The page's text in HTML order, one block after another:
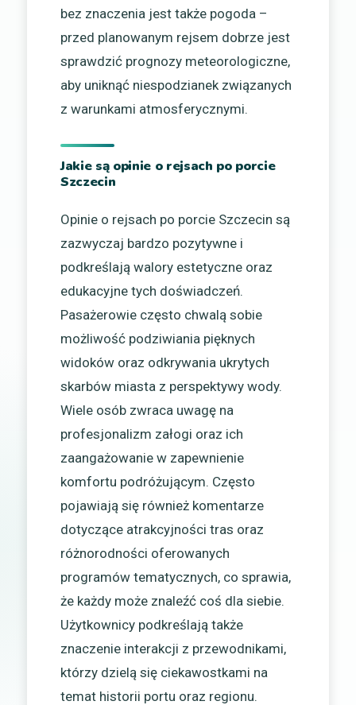
bez znaczenia jest także pogoda –
przed planowanym rejsem dobrze jest
sprawdzić prognozy meteorologiczne,
aby uniknąć niespodzianek związanych
z warunkami atmosferycznymi.
Jakie są opinie o rejsach po porcie
Szczecin
Opinie o rejsach po porcie Szczecin są
zazwyczaj bardzo pozytywne i
podkreślają walory estetyczne oraz
edukacyjne tych doświadczeń.
Pasażerowie często chwalą sobie
możliwość podziwiania pięknych
widoków oraz odkrywania ukrytych
skarbów miasta z perspektywy wody.
Wiele osób zwraca uwagę na
profesjonalizm załogi oraz ich
zaangażowanie w zapewnienie
komfortu podróżującym. Często
pojawiają się również komentarze
dotyczące atrakcyjności tras oraz
różnorodności oferowanych
programów tematycznych, co sprawia,
że każdy może znaleźć coś dla siebie.
Użytkownicy podkreślają także
znaczenie interakcji z przewodnikami,
którzy dzielą się ciekawostkami na
temat historii portu oraz regionu.